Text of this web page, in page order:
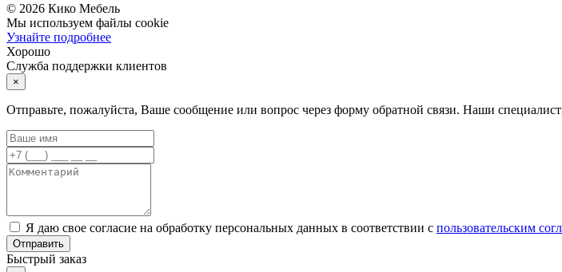
© 2026 Кико Мебель
Мы используем файлы cookie
Узнайте подробнее
Хорошо
Служба поддержки клиентов
×
Отправьте, пожалуйста, Ваше сообщение или вопрос через форму обратной связи. Наши
Я даю свое согласие на обработку персональных данных в соответствии с пользовательским
Отправить
Быстрый заказ